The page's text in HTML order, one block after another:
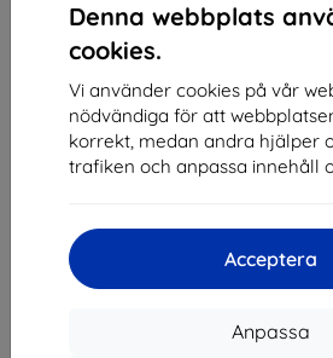
Denna webbplats
cookies.
Vi använder cookies på vår
nödvändiga för att
korrekt, medan andra hjälper
trafiken och anpassa innehåll
Acceptera
Anpassa
av totalt4.
Shield-SK s.r.o.
46701494
Momsregistreringsnummer: